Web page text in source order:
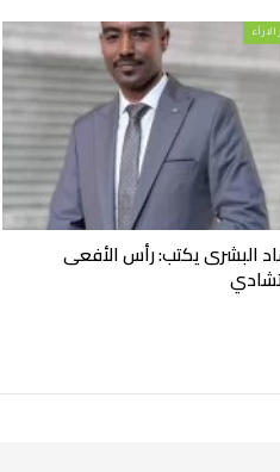
الارأء
البشرى يكتب: رأس الأفعى